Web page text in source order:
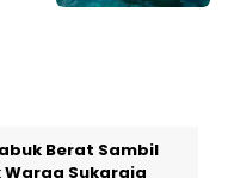
Berat Sambil
Warga Sukaraja